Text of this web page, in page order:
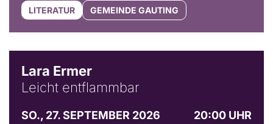
LITERATUR GEMEINDE GAUTING
Lara Ermer
Leicht entflammbar
SO., 27. SEPTEMBER 2026
20:00 UHR